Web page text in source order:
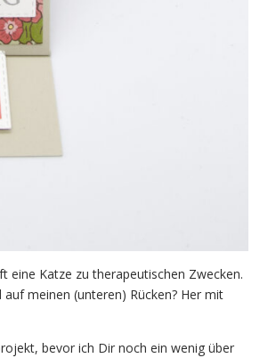
eine Katze zu therapeutischen Zwecken.
meinen (unteren) Rücken? Her mit
bevor ich Dir noch ein wenig über